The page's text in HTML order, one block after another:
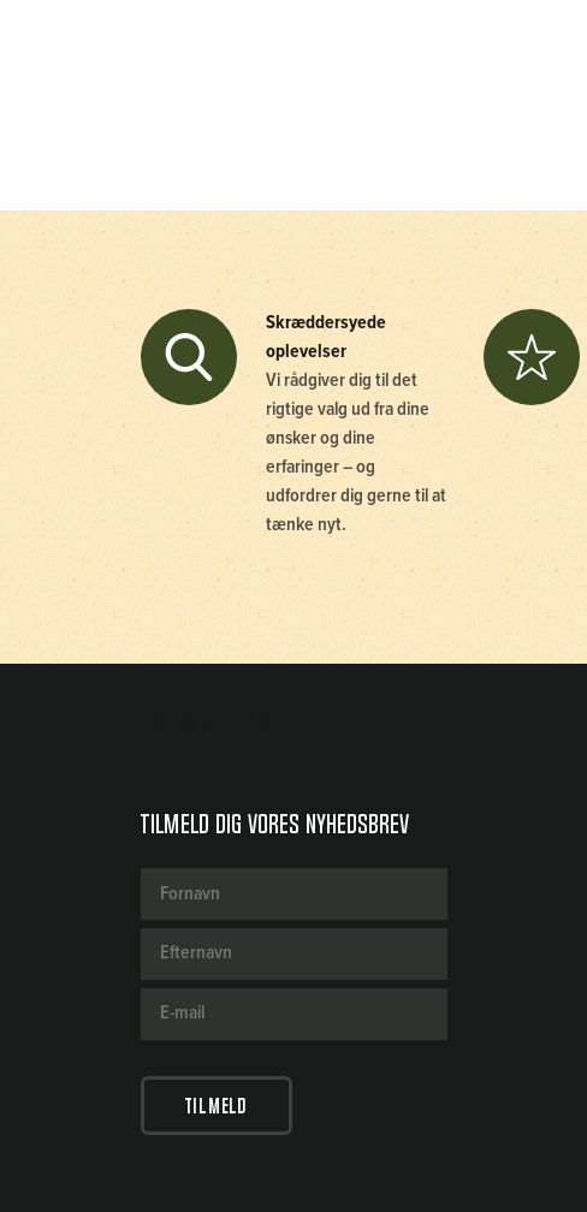
Skræddersyede
oplevelser
Vi rådgiver dig til det
rigtige valg ud fra dine
ønsker og dine
erfaringer – og
udfordrer dig gerne til at
tænke nyt.
Tilmeld dig vores nyhedsbrev